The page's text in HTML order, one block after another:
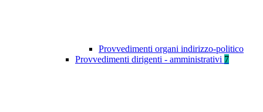
Provvedimenti organi indirizzo-politico
Provvedimenti dirigenti - amministrativi 7